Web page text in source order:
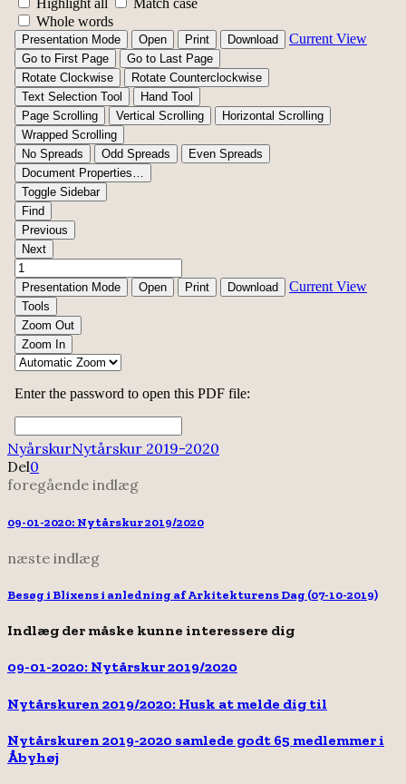
NyårskurNytårskur 2019-2020
Del0
foregående indlæg
09-01-2020: Nytårskur 2019/2020
næste indlæg
Besøg i Blixens i anledning af Arkitekturens Dag (07-10-2019)
Indlæg der måske kunne interessere dig
09-01-2020: Nytårskur 2019/2020
Nytårskuren 2019/2020: Husk at melde dig til
Nytårskuren 2019-2020 samlede godt 65 medlemmer i
Åbyhøj